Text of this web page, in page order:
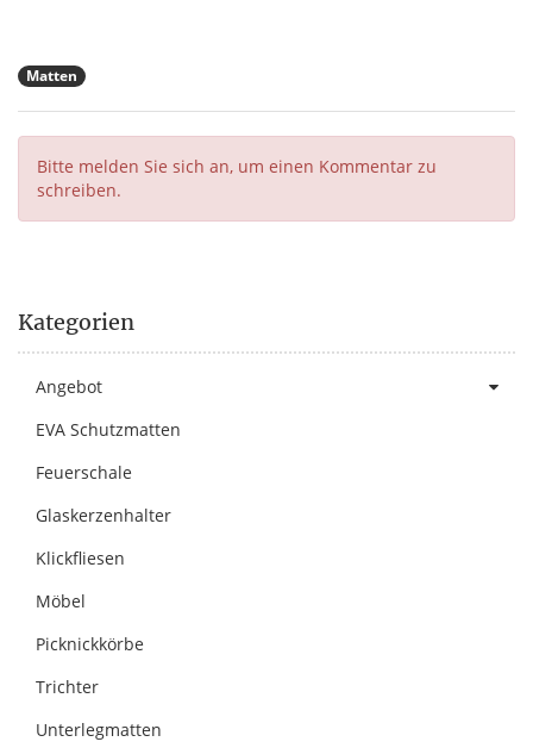
Matten
Bitte melden Sie sich an, um einen Kommentar zu
schreiben.
Kategorien
Angebot
EVA Schutzmatten
Feuerschale
Glaskerzenhalter
Klickfliesen
Möbel
Picknickkörbe
Trichter
Unterlegmatten